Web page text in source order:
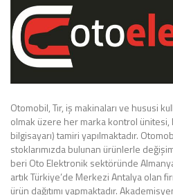
Otomobil, Tır, iş makinaları ve hususi
olmak üzere her marka kontrol
bilgisayarı) tamiri yapılmaktadır.
stoklarımızda bulunan ürünlerle
beri Oto Elektronik sektöründe
artık Türkiye’de Merkezi Antalya olan
ürün dağıtımı yapmaktadır.